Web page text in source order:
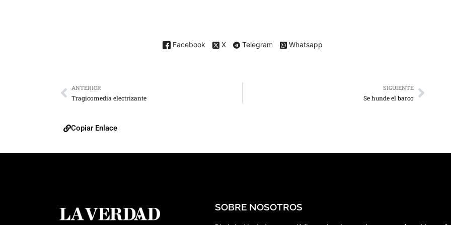
Facebook X Telegram Whatsapp
ANTERIOR
Tragicomedia electrizante
SIGUIENTE
Se hunde el barco
Copiar Enlace
SOBRE NOSOTROS